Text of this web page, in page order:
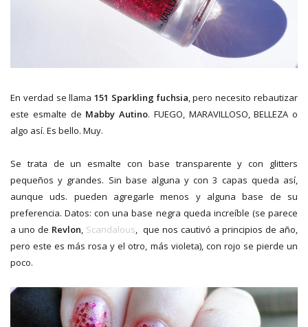
En verdad se llama151 Sparkling fuchsia, pero necesito rebautizar
este esmalte de Mabby Autino. FUEGO, MARAVILLOSO, BELLEZA o
algo así. Es bello. Muy.
Se trata de un esmalte con base transparente y con glitters
pequeños y grandes. Sin base alguna y con 3 capas queda así,
aunque uds. pueden agregarle menos y alguna base de su
preferencia. Datos: con una base negra queda increíble (se parece
a uno de Revlon, Scandalous, que nos cautivó a principios de año,
pero este es más rosa y el otro, más violeta), con rojo se pierde un
poco.